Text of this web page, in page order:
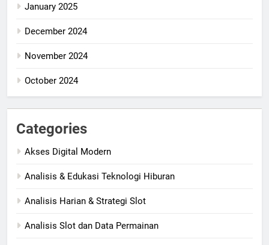
January 2025
December 2024
November 2024
October 2024
Categories
Akses Digital Modern
Analisis & Edukasi Teknologi Hiburan
Analisis Harian & Strategi Slot
Analisis Slot dan Data Permainan